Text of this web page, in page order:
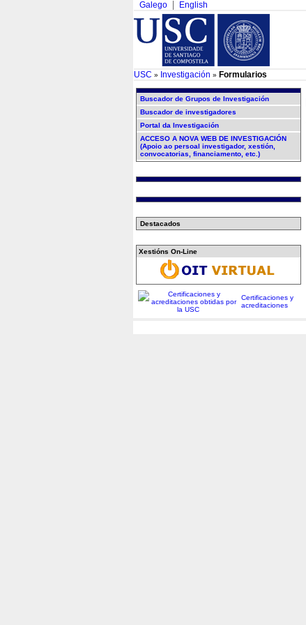
Galego English
USC » Investigación » Formularios
Buscador de Grupos de Investigación
Buscador de investigadores
Portal da Investigación
ACCESO A NOVA WEB DE INVESTIGACIÓN
(Apoio ao persoal investigador, xestión,
convocatorias, financiamento, etc.)
Destacados
Xestións On-Line
Certificaciones y
acreditaciones